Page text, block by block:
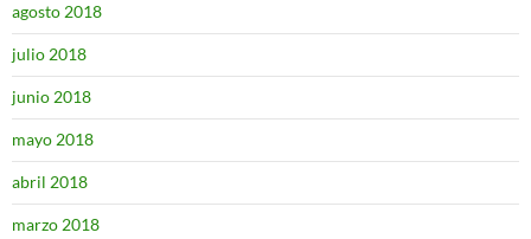
agosto 2018
julio 2018
junio 2018
mayo 2018
abril 2018
marzo 2018